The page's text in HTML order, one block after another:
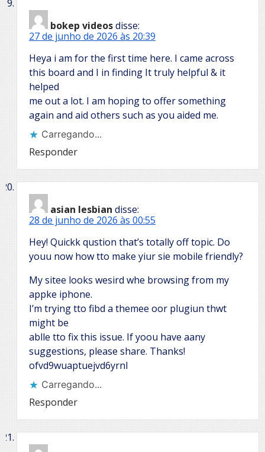
bokep videosdisse:
27 de junho de 2026 às 20:39
Heya i am for the first time here. I came across
this board and I in finding It truly helpful & it
helped
me out a lot. I am hoping to offer something
again and aid others such as you aided me.
Carregando...
Responder
asian lesbian disse:
28 de junho de 2026 às 00:55
Hey! Quickk qustion that’s totally off topic. Do
youu now how tto make yiur sie mobile friendly?
My sitee looks wesird whe browsing from my
appke iphone.
I’m trying tto fibd a themee oor plugiun thwt
might be
ablle tto fix this issue. If yoou have aany
suggestions, please share. Thanks!
ofvd9wuaptuejvd6yrnl
Carregando...
Responder